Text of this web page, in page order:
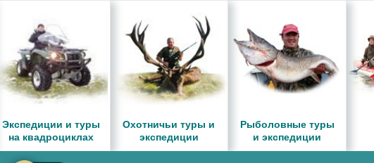
Экспедиции и туры
на квадроциклах
Охотничьи туры и
экспедиции
Рыболовные туры
и экспедиции